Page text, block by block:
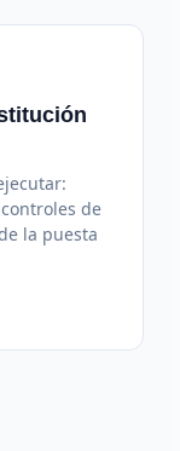
de
la puesta